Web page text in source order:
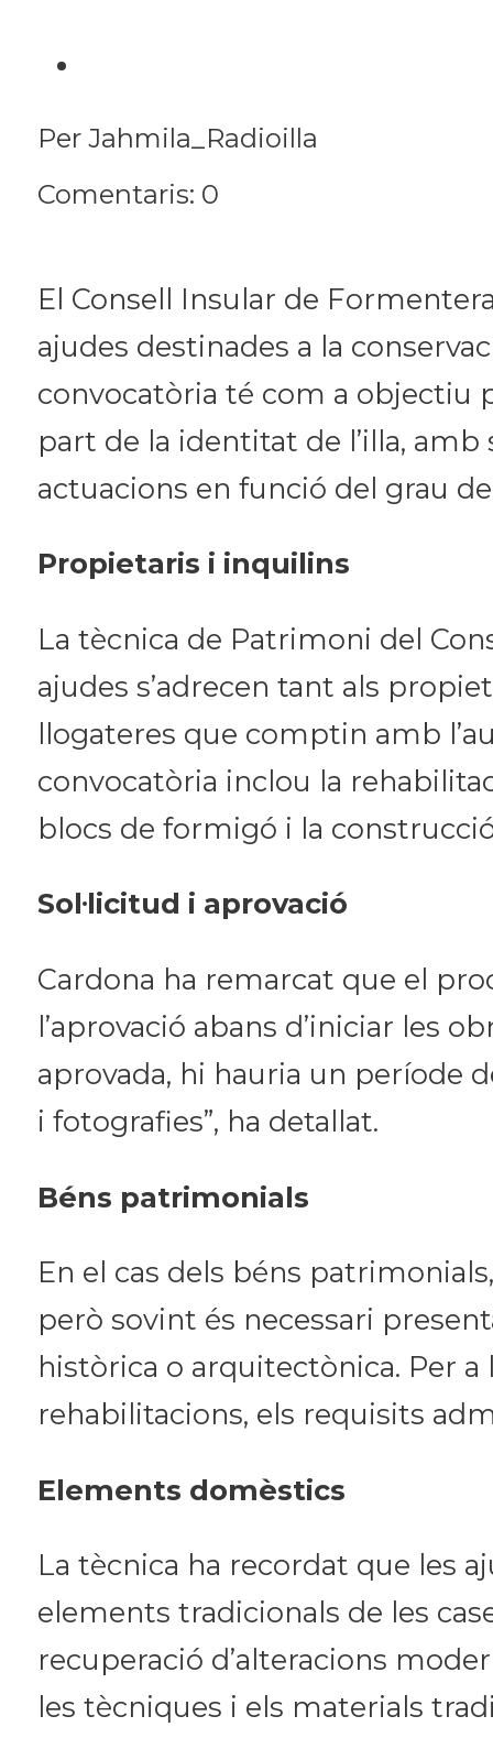
Per Jahmila_Radioilla
Comentaris: 0
El Consell Insular de
ajudes destinades a la
convocatòria té com a objectiu
part de la identitat de l’illa,
actuacions en funció del grau
Propietaris i inquilins
La tècnica de Patrimoni del
ajudes s’adrecen tant als
llogateres que comptin amb
convocatòria inclou la
blocs de formigó i la
Sol·licitud i aprovació
Cardona ha remarcat que el
l’aprovació abans d’iniciar les
aprovada, hi hauria un període
i fotografies”, ha detallat.
Béns patrimonials
En el cas dels béns
però sovint és necessari
històrica o arquitectònica. Per
rehabilitacions, els requisits
Elements domèstics
La tècnica ha recordat que les
elements tradicionals de les
recuperació d’alteracions
les tècniques i els materials